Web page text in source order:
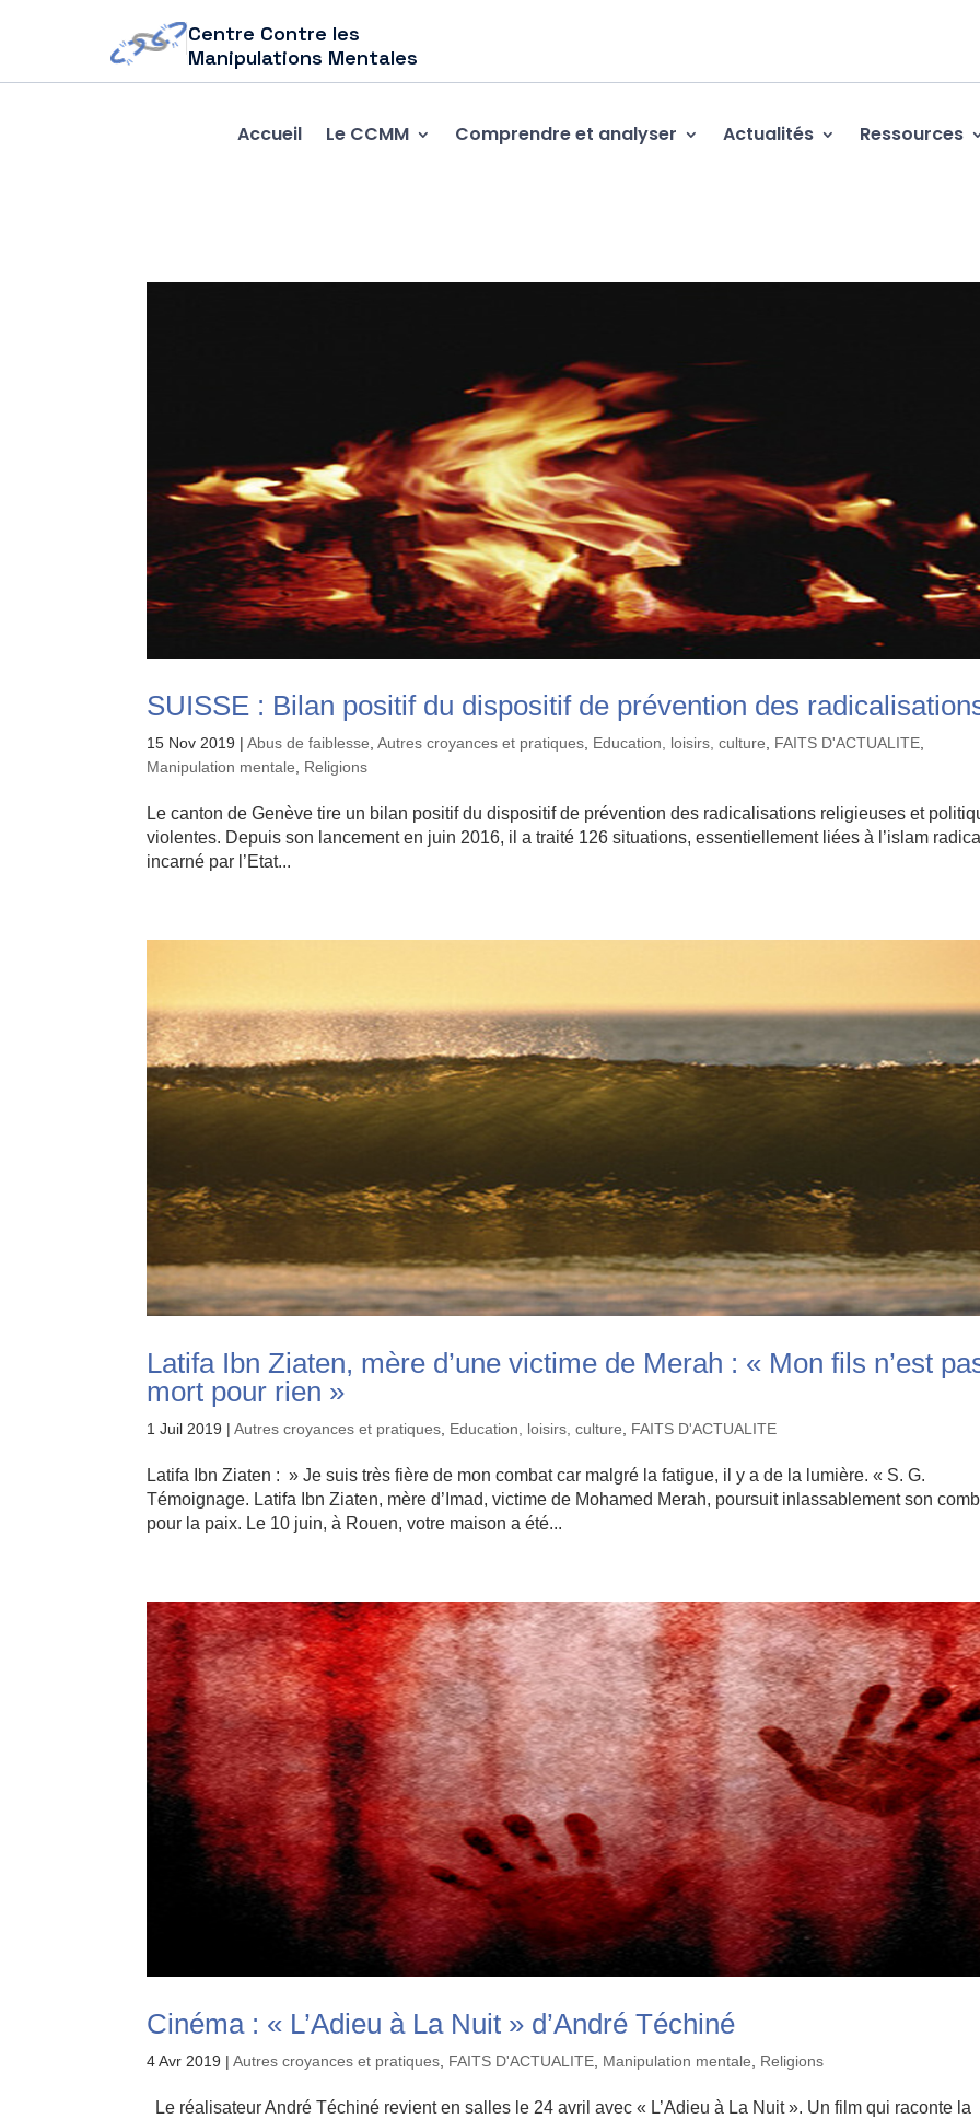
Centre Contre les
Manipulations Mentales
Accueil Le CCMM Comprendre et analyser Actualités Ressources
SUISSE : Bilan positif du dispositif de prévention des
15 Nov 2019 |Abus de faiblesse ,Autres croyances et pratiques Education, loisirs, culture FAITS D'ACTUALITE
Manipulation mentale
Religions
Le canton de Genève tire un bilan positif du dispositif de prévention des radicalisations religieuses et
violentes. Depuis son lancement en juin 2016, il a traité 126 situations, essentiellement liées à l’islam
incarné par l’Etat...
Latifa Ibn Ziaten, mère d’une victime de Merah : « Mon fils n’est
mort pour rien »
1 Juil 2019 |Autres croyances et pratiques Education, loisirs, culture FAITS D'ACTUALITE
Latifa Ibn Ziaten : » Je suis très fière de mon combat car malgré la fatigue, il y a de la lumière. « S. G.
Témoignage. Latifa Ibn Ziaten, mère d’Imad, victime de Mohamed Merah, poursuit inlassablement son
pour la paix. Le 10 juin, à Rouen, votre maison a été...
Cinéma : « L’Adieu à La Nuit » d’André Téchiné
4 Avr 2019 |Autres croyances et pratiques, FAITS D'ACTUALITE, Manipulation mentale, Religions
Le réalisateur André Téchiné revient en salles le 24 avril avec « L’Adieu à La Nuit ». Un film qui raconte la